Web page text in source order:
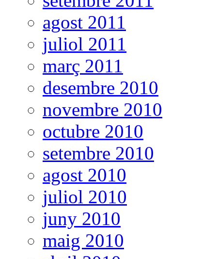
agost 2011
juliol 2011
març 2011
desembre 2010
novembre 2010
octubre 2010
setembre 2010
agost 2010
juliol 2010
juny 2010
maig 2010